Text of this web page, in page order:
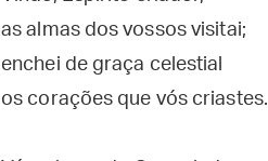
as almas dos vossos visitai;
enchei de graça celestial
os corações que vós criastes.